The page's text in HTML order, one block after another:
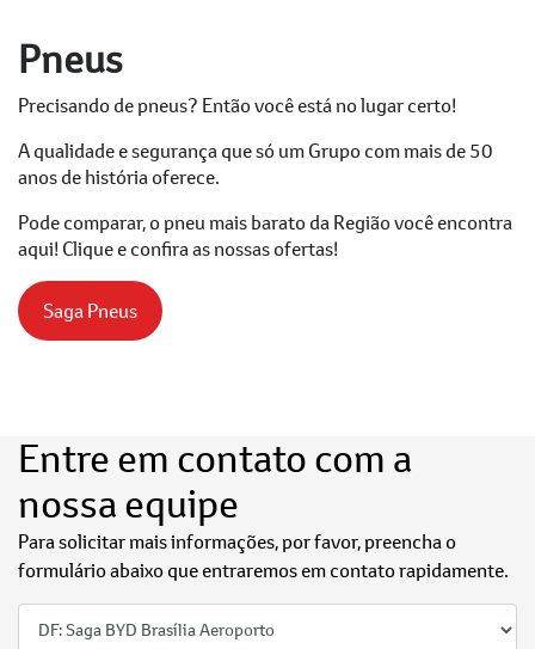
Pneus
Precisando de pneus? Então você está no lugar certo!
A qualidade e segurança que só um Grupo com mais de 50
anos de história oferece.
Pode comparar, o pneu mais barato da Região você encontra
aqui! Clique e confira as nossas ofertas!
Saga Pneus
Entre em contato com a
nossa equipe
Para solicitar mais informações, por favor, preencha o
formulário abaixo que entraremos em contato rapidamente.